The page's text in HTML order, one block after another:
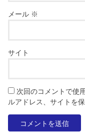
メール ※
サイト
次回のコメントで使
ルアドレス、サイトを保